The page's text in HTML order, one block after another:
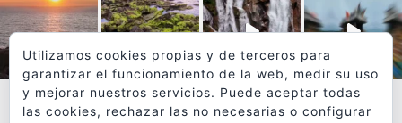
Utilizamos cookies propias y de terceros para
garantizar el funcionamiento de la web, medir su uso
y mejorar nuestros servicios. Puede aceptar todas
las cookies, rechazar las no necesarias o configurar